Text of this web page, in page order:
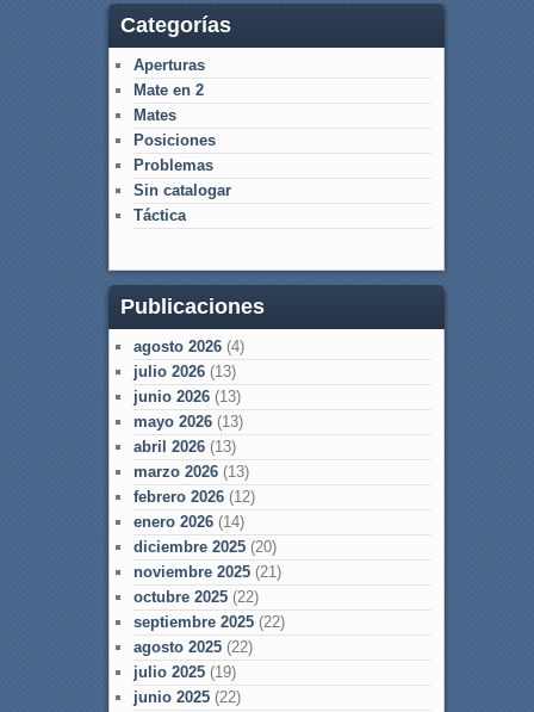
Categorías
Aperturas
Mate en 2
Mates
Posiciones
Problemas
Sin catalogar
Táctica
Publicaciones
agosto 2026(4)
julio 2026(13)
junio 2026(13)
mayo 2026(13)
abril 2026(13)
marzo 2026(13)
febrero 2026(12)
enero 2026(14)
diciembre 2025(20)
noviembre 2025(21)
octubre 2025(22)
septiembre 2025(22)
agosto 2025(22)
julio 2025(19)
junio 2025(22)